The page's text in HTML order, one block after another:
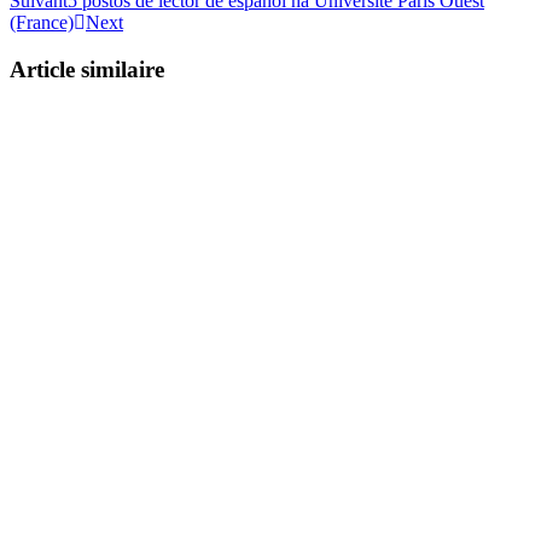
(France) Next
Article similaire